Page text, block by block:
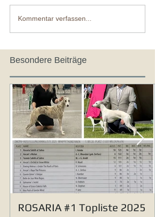
Kommentar verfassen...
Besondere Beiträge
ROSARIA #1 Topliste 2025